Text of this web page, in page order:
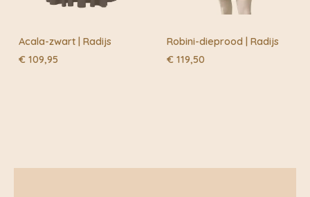
Acala-zwart | Radijs
€ 109,95
Robini-dieprood | Radijs
€ 119,50